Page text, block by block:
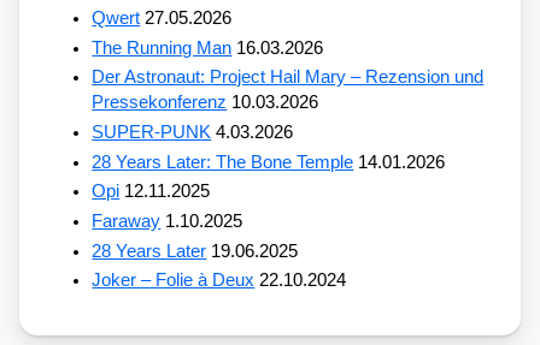
Qwert 27.05.2026
The Running Man 16.03.2026
Der Astronaut: Project Hail Mary – Rezension und
Pressekonferenz 10.03.2026
SUPER-PUNK 4.03.2026
28 Years Later: The Bone Temple 14.01.2026
Opi 12.11.2025
Faraway 1.10.2025
28 Years Later 19.06.2025
Joker – Folie à Deux 22.10.2024